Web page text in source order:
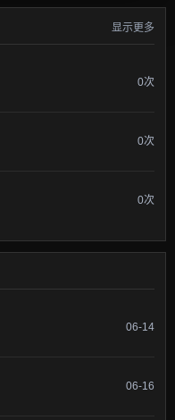
显示更多
0次
0次
0次
06-14
06-16